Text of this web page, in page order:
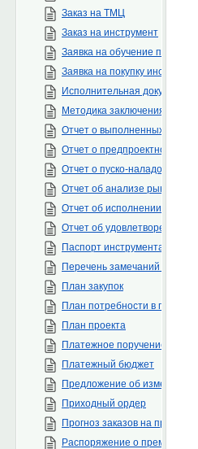
Заказ на ТМЦ
Заказ на инструмент
Заявка на обучение
Заявка на покупку
Исполнительная
Методика заключения
Отчет о выполненных СМР
Отчет о предпроектном
Отчет о пуско-наладочных
Отчет об анализе рынка
Отчет об исполнении
Отчет об удовлетворенности
Паспорт инструмента
Перечень замечаний по
План закупок
План потребности в
План проекта
Платежное поручение
Платежный бюджет
Предложение об изменении
Приходный ордер
Прогноз заказов на проекты
Распоряжение о